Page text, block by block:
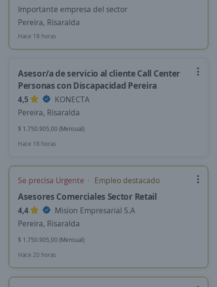
Importante empresa del sector
Pereira, Risaralda
Hace 18 horas
Asesor/a de servicio al cliente Call Center
Personas con Discapacidad Pereira
4,5
KONECTA
Pereira, Risaralda
$ 1.750.905,00 (Mensual)
Hace 18 horas
Se precisa Urgente Empleo destacado
Asesores Comerciales Sector Retail
4,4
Mision Empresarial S.A
Pereira, Risaralda
$ 1.750.905,00 (Mensual)
Hace 20 horas